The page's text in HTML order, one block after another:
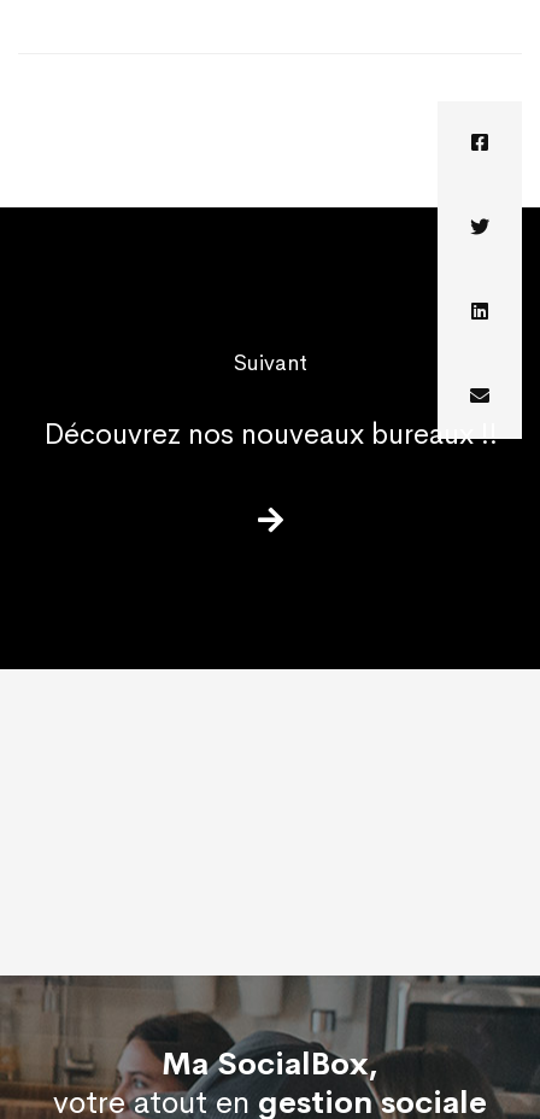
Suivant
Découvrez nos nouveaux bureaux !!
Ma SocialBox,
votre atout en gestion sociale